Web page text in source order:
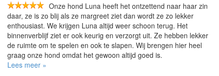
Onze hond Luna heeft het ontzettend naar haar zin
daar, ze is zo blij als ze margreet ziet dan wordt ze zo lekker
enthousiast. We krijgen Luna altijd weer schoon terug. Het
binnenverblijf ziet er ook keurig en verzorgt uit. Ze hebben lekker
de ruimte om te spelen en ook te slapen. Wij brengen hier heel
graag onze hond omdat het gewoon altijd goed is.
Lees meer »